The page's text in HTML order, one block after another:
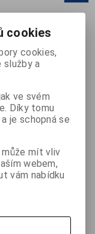
cookies
cookies,
služby a
ve svém
Díky tomu
je schopná se
mít vliv
webem,
vám nabídku